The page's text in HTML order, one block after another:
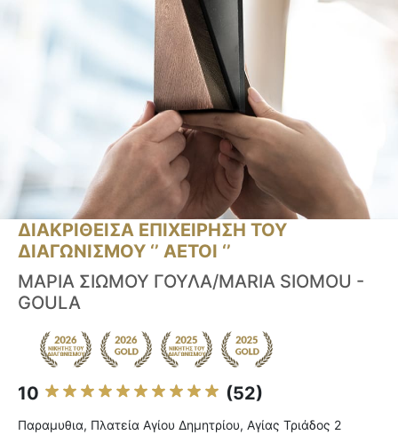
ΔΙΑΚΡΙΘΕΙΣΑ ΕΠΙΧΕΙΡΗΣΗ ΤΟΥ
ΔΙΑΓΩΝΙΣΜΟΥ ‘’ ΑΕΤΟΙ ‘’
ΜΑΡΙΑ ΣΙΩΜΟΥ ΓΟΥΛΑ/MARIA SIOMOU -
GOULA
10 (52)
Παραμυθια, Πλατεία Αγίου Δημητρίου, Αγίας Τριάδος 2